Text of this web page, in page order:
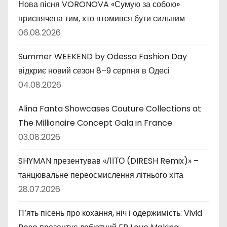
и
Нова пісня VORONOVA «Сумую за собою»
присвячена тим, хто втомився бути сильним
06.08.2026
Summer WEEKEND by Odessa Fashion Day
відкриє новий сезон 8–9 серпня в Одесі
04.08.2026
Alina Fanta Showcases Couture Collections at
The Millionaire Concept Gala in France
03.08.2026
SHYMAN презентував «ЛІТО (DIRESH Remix)» –
танцювальне переосмислення літнього хіта
28.07.2026
П’ять пісень про кохання, ніч і одержимість: Vivid